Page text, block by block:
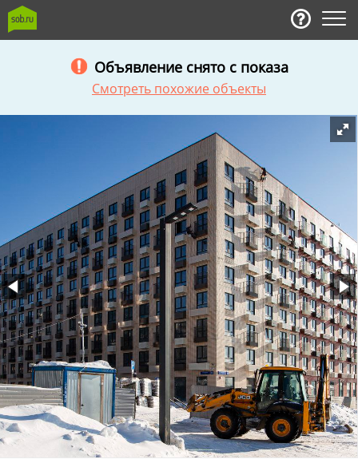
Объявление снято с показа
Смотреть похожие объекты